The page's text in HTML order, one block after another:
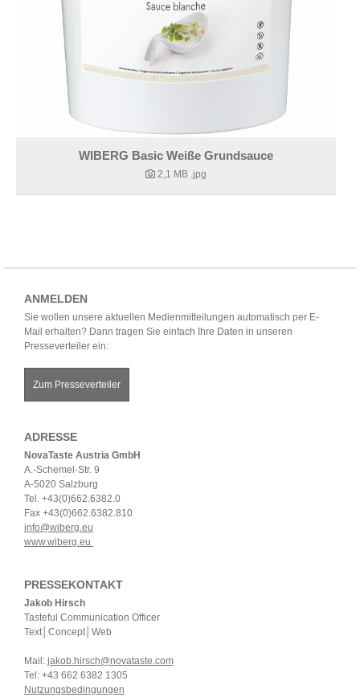
WIBERG Basic Weiße Grundsauce
2,1 MB .jpg
ANMELDEN
Sie wollen unsere aktuellen Medienmitteilungen automatisch per E-
Mail erhalten? Dann tragen Sie einfach Ihre Daten in unseren
Presseverteiler ein:
Zum Presseverteiler
ADRESSE
NovaTaste Austria GmbH
A.-Schemel-Str. 9
A-5020 Salzburg
Tel. +43(0)662.6382.0
Fax +43(0)662.6382.810
info@wiberg.eu
www.wiberg.eu
PRESSEKONTAKT
Jakob Hirsch
Tasteful Communication Officer
Text│Concept│Web
Mail: jakob.hirsch@novataste.com
Tel: +43 662 6382 1305
Nutzungsbedingungen